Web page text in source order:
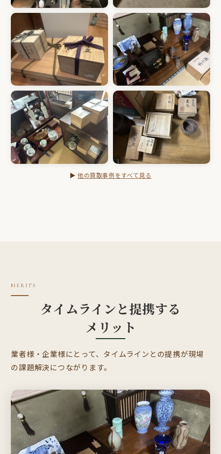
▶ 他の買取事例をすべて見る
MERITS
タイムラインと提携する
メリット
業者様・企業様にとって、タイムラインとの提携が現場
の課題解決につながります。